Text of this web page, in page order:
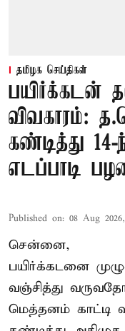
தமிழக செய்திகள்
பயிர்க்கடன்
விவகாரம்:
கண்டித்து
எடப்பாடி
Published on: 08 Aug
சென்னை,
பயிர்க்கடனை
வஞ்சித்து
மெத்தனம் காட்டி